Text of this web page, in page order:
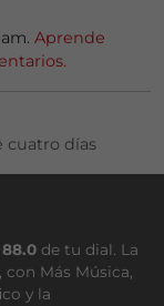
Aprende
cuatro días
88.0 de tu dial. La
Más Música,
y la